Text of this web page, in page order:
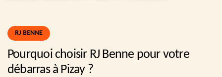
RJ BENNE
Pourquoi choisir RJ Benne pour votre
débarras à Pizay ?